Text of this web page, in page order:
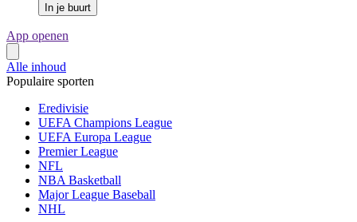
In je buurt
App openen
Alle inhoud
Populaire sporten
Eredivisie
UEFA Champions League
UEFA Europa League
Premier League
NFL
NBA Basketball
Major League Baseball
NHL